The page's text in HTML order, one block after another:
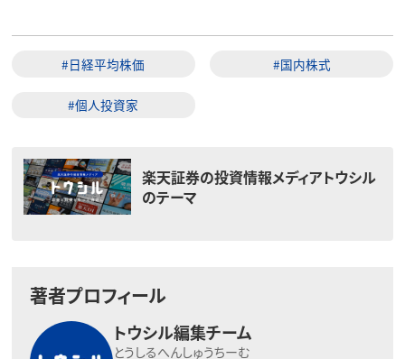
#日経平均株価 #国内株式
#個人投資家
楽天証券の投資情報メディアトウシル
のテーマ
著者プロフィール
トウシル編集チーム
とうしるへんしゅうちーむ